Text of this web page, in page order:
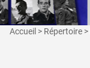
Accueil > Répertoire >